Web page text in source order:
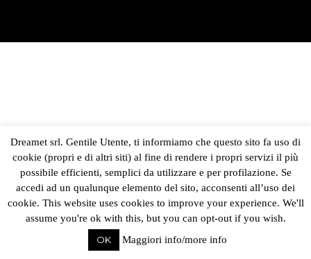
Dreamet srl. Gentile Utente, ti informiamo che questo sito fa uso di
cookie (propri e di altri siti) al fine di rendere i propri servizi il più
possibile efficienti, semplici da utilizzare e per profilazione. Se
accedi ad un qualunque elemento del sito, acconsenti all’uso dei
cookie. This website uses cookies to improve your experience. We'll
assume you're ok with this, but you can opt-out if you wish.
OK
Maggiori info/more info